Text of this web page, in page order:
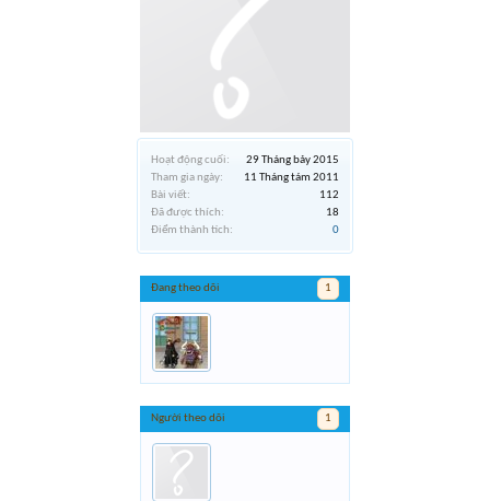
Hoạt động cuối:
29 Tháng bảy 2015
Tham gia ngày:
11 Tháng tám 2011
Bài viết:
112
Đã được thích:
18
Điểm thành tích:
0
Đang theo dõi 1
Người theo dõi 1